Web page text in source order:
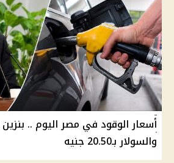
والسولار بـ20.50 جنيه